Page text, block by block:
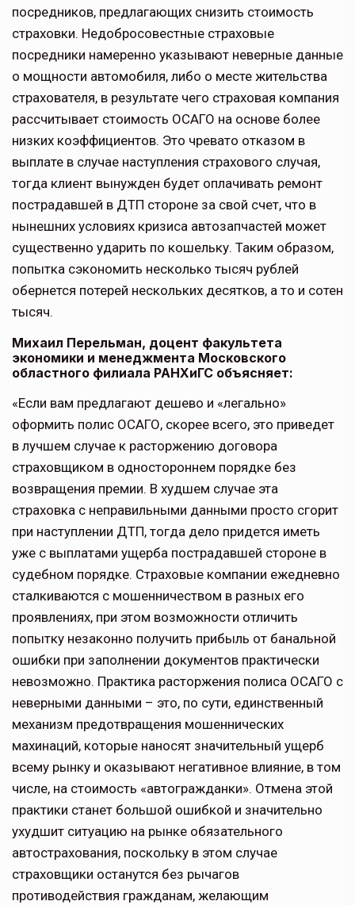
посредников, предлагающих снизить стоимость
страховки. Недобросовестные страховые
посредники намеренно указывают неверные данные
о мощности автомобиля, либо о месте жительства
страхователя, в результате чего страховая компания
рассчитывает стоимость ОСАГО на основе более
низких коэффициентов. Это чревато отказом в
выплате в случае наступления страхового случая,
тогда клиент вынужден будет оплачивать ремонт
пострадавшей в ДТП стороне за свой счет, что в
нынешних условиях кризиса автозапчастей может
существенно ударить по кошельку. Таким образом,
попытка сэкономить несколько тысяч рублей
обернется потерей нескольких десятков, а то и сотен
тысяч.
Михаил Перельман, доцент факультета
экономики и менеджмента Московского
областного филиала РАНХиГС объясняет:
«Если вам предлагают дешево и «легально»
оформить полис ОСАГО, скорее всего, это приведет
в лучшем случае к расторжению договора
страховщиком в одностороннем порядке без
возвращения премии. В худшем случае эта
страховка с неправильными данными просто сгорит
при наступлении ДТП, тогда дело придется иметь
уже с выплатами ущерба пострадавшей стороне в
судебном порядке. Страховые компании ежедневно
сталкиваются с мошенничеством в разных его
проявлениях, при этом возможности отличить
попытку незаконно получить прибыль от банальной
ошибки при заполнении документов практически
невозможно. Практика расторжения полиса ОСАГО с
неверными данными – это, по сути, единственный
механизм предотвращения мошеннических
махинаций, которые наносят значительный ущерб
всему рынку и оказывают негативное влияние, в том
числе, на стоимость «автогражданки». Отмена этой
практики станет большой ошибкой и значительно
ухудшит ситуацию на рынке обязательного
автострахования, поскольку в этом случае
страховщики останутся без рычагов
противодействия гражданам, желающим